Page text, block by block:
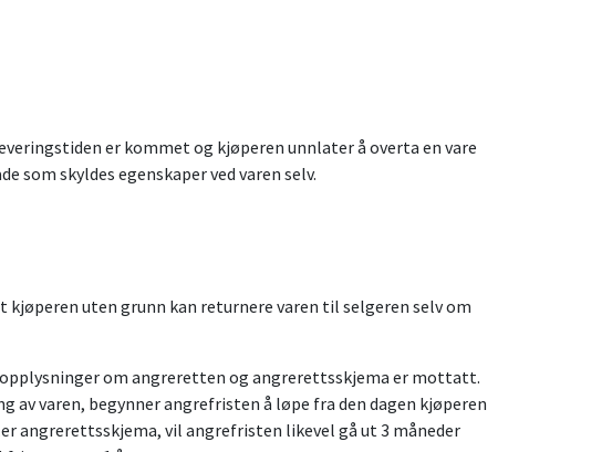
er kommet og kjøperen unnlater å overta en vare
skyldes egenskaper ved varen selv.
uten grunn kan returnere varen til selgeren selv om
om angreretten og angrerettsskjema er mottatt.
av varen, begynner angrefristen å løpe fra den dagen kjøperen
vil angrefristen likevel gå ut 3 måneder